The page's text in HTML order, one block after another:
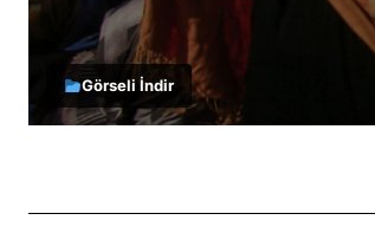
Görseli İndir